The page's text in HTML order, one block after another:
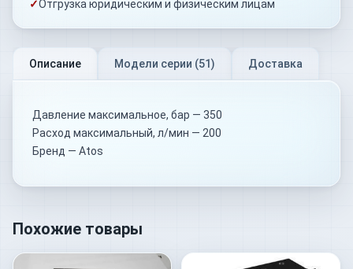
✓Отгрузка юридическим и физическим лицам
Описание Модели серии (51) Доставка
Давление максимальное, бар — 350
Расход максимальный, л/мин — 200
Бренд — Atos
Похожие товары